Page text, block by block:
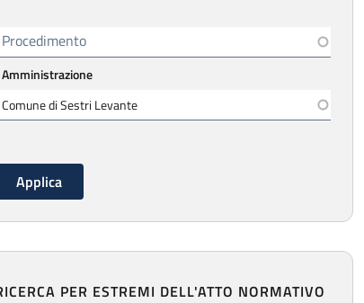
Procedimento
Amministrazione
PER ESTREMI DELL'ATTO NORMATIVO